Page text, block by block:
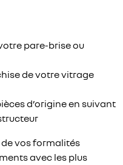
pare-brise ou
de votre vitrage
d’origine en suivant
de vos formalités
avec les plus